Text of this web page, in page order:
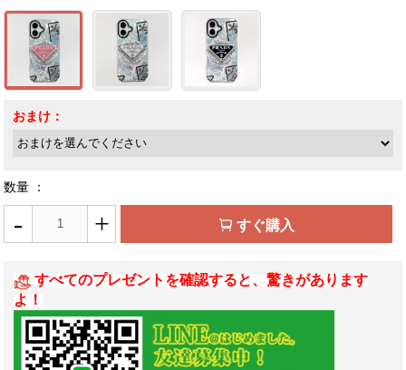
おまけ：
数量 ：
- + すぐ購入
すべてのプレゼントを確認すると、驚きがあります
よ！